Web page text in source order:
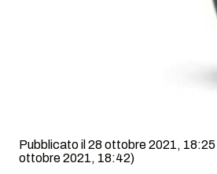
Pubblicato il 28 ottobre 2021, 18:25
ottobre 2021, 18:42)